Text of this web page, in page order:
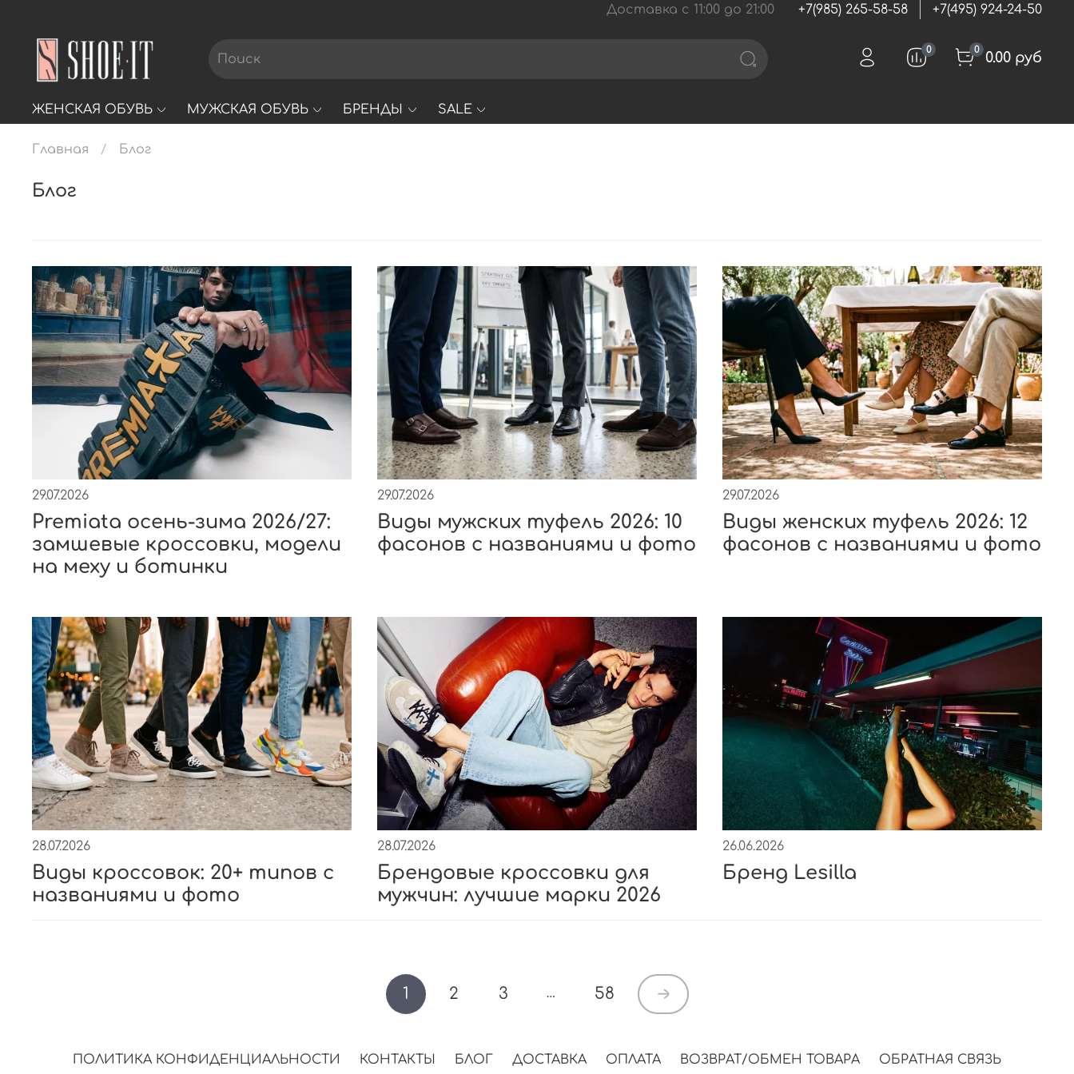
Доставка с 11:00 до 21:00 +7(985) 265-58-58 +7(495) 924-24-50
0 0 0.00 руб
ЖЕНСКАЯ ОБУВЬ МУЖСКАЯ ОБУВЬ БРЕНДЫ SALE
Главная Блог
Блог
29.07.2026
Premiata осень-зима 2026/27:
замшевые кроссовки, модели
на меху и ботинки
29.07.2026
Виды мужских туфель 2026: 10
фасонов с названиями и фото
29.07.2026
Виды женских туфель 2026: 12
фасонов с названиями и фото
28.07.2026
Виды кроссовок: 20+ типов с
названиями и фото
28.07.2026
Брендовые кроссовки для
мужчин: лучшие марки 2026
26.06.2026
Бренд Lesilla
1 2 3 … 58
ПОЛИТИКА КОНФИДЕНЦИАЛЬНОСТИ КОНТАКТЫ БЛОГ ДОСТАВКА ОПЛАТА ВОЗВРАТ/ОБМЕН ТОВАРА ОБРАТНАЯ СВЯЗЬ